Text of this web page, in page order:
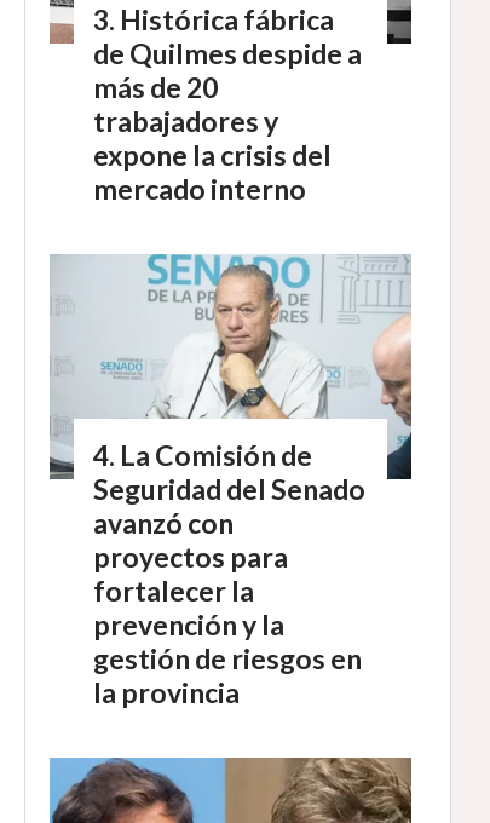
Histórica fábrica
de Quilmes despide a
más de 20
trabajadores y
expone la crisis del
mercado interno
La Comisión de
Seguridad del Senado
avanzó con
proyectos para
fortalecer la
prevención y la
gestión de riesgos en
la provincia